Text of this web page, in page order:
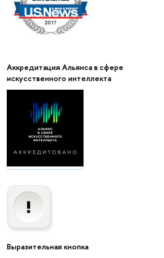
Аккредитация Альянса в сфере
искусственного интеллекта
Выразительная кнопка